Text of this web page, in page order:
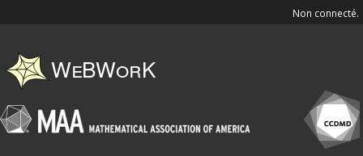
content
Non connecté.